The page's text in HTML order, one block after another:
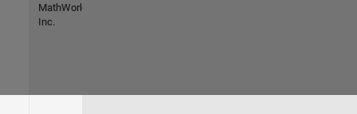
MathWorks,
Inc.